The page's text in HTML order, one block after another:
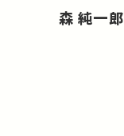
森 純一郎